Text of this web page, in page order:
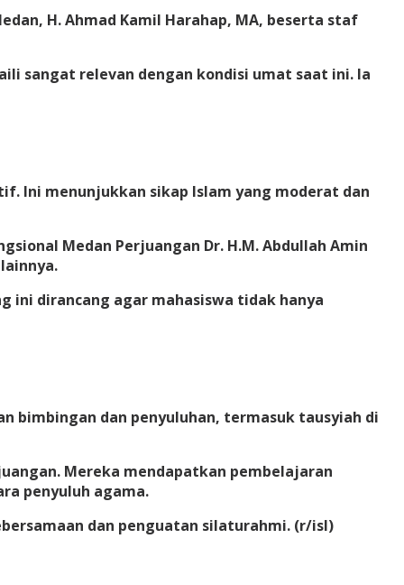
H. Ahmad Kamil Harahap, MA, beserta staf
sangat relevan dengan kondisi umat saat ini. Ia
Ini menunjukkan sikap Islam yang moderat dan
Medan Perjuangan Dr. H.M. Abdullah Amin
ini dirancang agar mahasiswa tidak hanya
bimbingan dan penyuluhan, termasuk tausyiah di
Mereka mendapatkan pembelajaran
penyuluh agama.
dan penguatan silaturahmi. (r/isl)